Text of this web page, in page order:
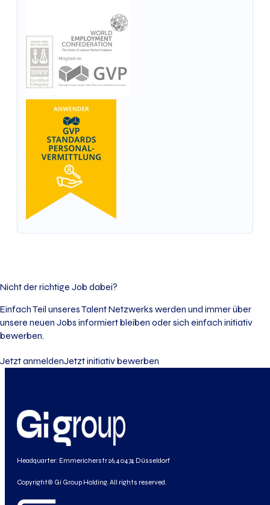
Nicht der richtige Job dabei?
Einfach Teil unseres Talent Netzwerks werden und immer über
unsere neuen Jobs informiert bleiben oder sich einfach initiativ
bewerben.
Jetzt anmeldenJetzt initiativ bewerben
Headquarter: Emmericherstr 26, 40474 Düsseldorf
Copyright© Gi Group Holding. All rights reserved.